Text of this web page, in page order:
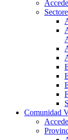
Comunidad